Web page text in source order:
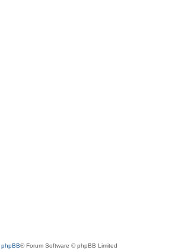
phpBB® Forum Software © phpBB Limited